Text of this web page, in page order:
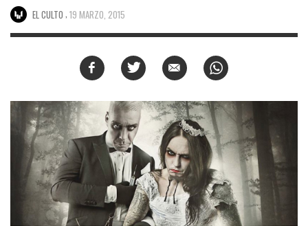
EL CULTO 19 MARZO, 2015